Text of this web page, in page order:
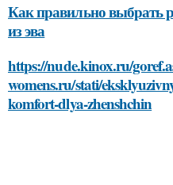
Как правильно выбрать
из эва
https://nude.kinox.ru/
womens.ru/stati/
komfort-dlya-zhenshchin